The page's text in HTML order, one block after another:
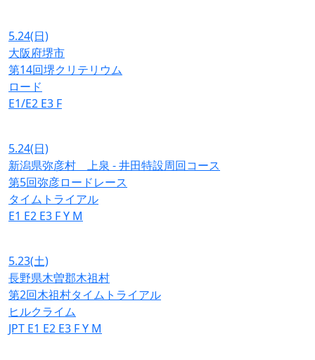
5.24(日)
大阪府堺市
第14回堺クリテリウム
ロード
E1/E2 E3 F
5.24(日)
新潟県弥彦村 上泉 - 井田特設周回コース
第5回弥彦ロードレース
タイムトライアル
E1 E2 E3 FY M
5.23(土)
長野県木曽郡木祖村
第2回木祖村タイムトライアル
ヒルクライム
JPT E1 E2 E3 FY M